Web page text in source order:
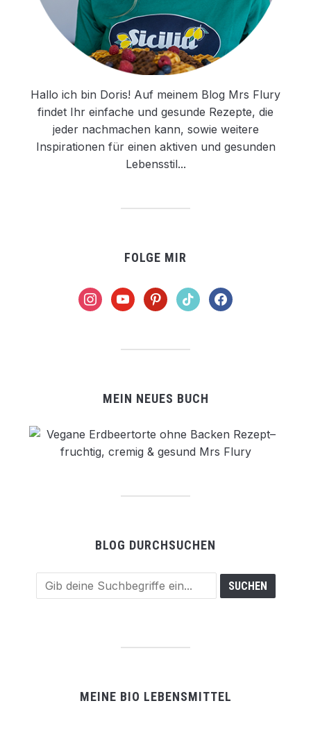
Hallo ich bin Doris! Auf meinem Blog Mrs Flury
findet Ihr einfache und gesunde Rezepte, die
jeder nachmachen kann, sowie weitere
Inspirationen für einen aktiven und gesunden
Lebensstil...
FOLGE MIR
instagramyoutubepinteresttiktok facebook
MEIN NEUES BUCH
BLOG DURCHSUCHEN
MEINE BIO LEBENSMITTEL